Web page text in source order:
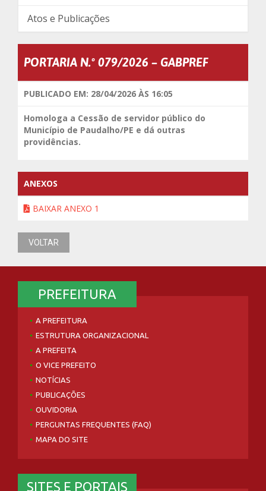
Atos e Publicações
PORTARIA N.º 079/2026 – GABPREF
PUBLICADO EM: 28/04/2026 ÀS 16:05
Homologa a Cessão de servidor público do
Município de Paudalho/PE e dá outras
providências.
ANEXOS
BAIXAR ANEXO 1
VOLTAR
PREFEITURA
A PREFEITURA
ESTRUTURA ORGANIZACIONAL
A PREFEITA
O VICE PREFEITO
NOTÍCIAS
PUBLICAÇÕES
OUVIDORIA
PERGUNTAS FREQUENTES (FAQ)
MAPA DO SITE
SITES E PORTAIS